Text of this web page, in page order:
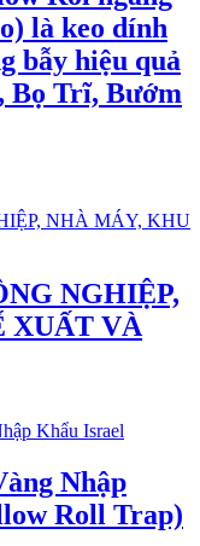
là keo dính
bẫy hiệu quả
Bọ Trĩ, Bướm
NGHIỆP,
XUẤT VÀ
Nhập
Roll Trap)